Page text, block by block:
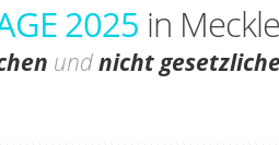
2025 in
undnicht